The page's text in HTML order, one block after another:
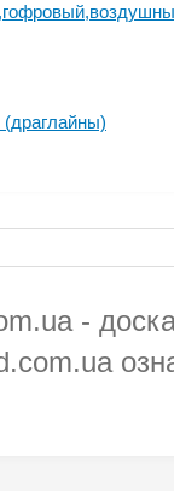
(драглайны)
-